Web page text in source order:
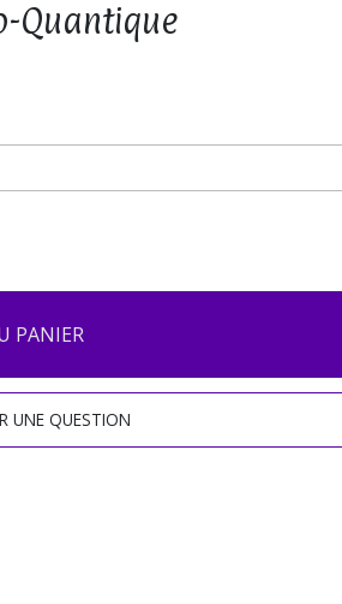
Quantique
PANIER
UNE QUESTION